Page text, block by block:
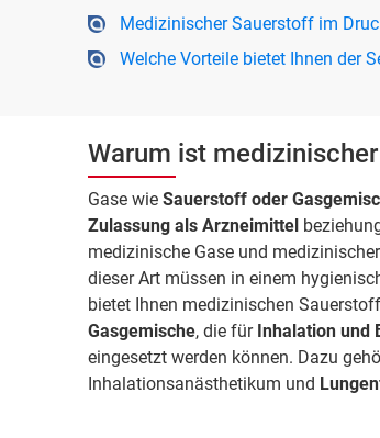
Medizinischer Sauerstoff im
Welche Vorteile bietet Ihnen der
Warum ist
Gase wie Sauerstoff oder
Zulassung als Arzneimittel
medizinische Gase und
dieser Art müssen in einem
bietet Ihnen medizinischen
Gasgemische, die für Inhalation und
eingesetzt werden können. Dazu
Inhalationsanästhetikum und